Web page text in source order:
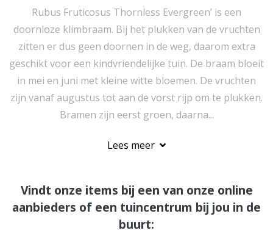
Rubus Fruticosus Thornless Evergreen’ is een
doornloze klimbraam. Bij het plukken van de vruchten
zitten er dus geen doornen in de weg, daarom extra
geschikt voor een kindvriendelijke tuin. De braam bloeit
in mei en juni met kleine witte bloemen. De vruchten
zijn vanaf augustus tot aan de vorst rijp om te plukken.
Bramen zijn eerst groen, daarna...
Lees meer
Vindt onze items bij een van onze online
aanbieders of een tuincentrum bij jou in de
buurt: